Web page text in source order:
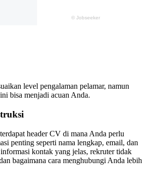
level pengalaman pelamar, namun
bisa menjadi acuan Anda.
header CV di mana Anda perlu
penting seperti nama lengkap, email, dan
kontak yang jelas, rekruter tidak
bagaimana cara menghubungi Anda lebih